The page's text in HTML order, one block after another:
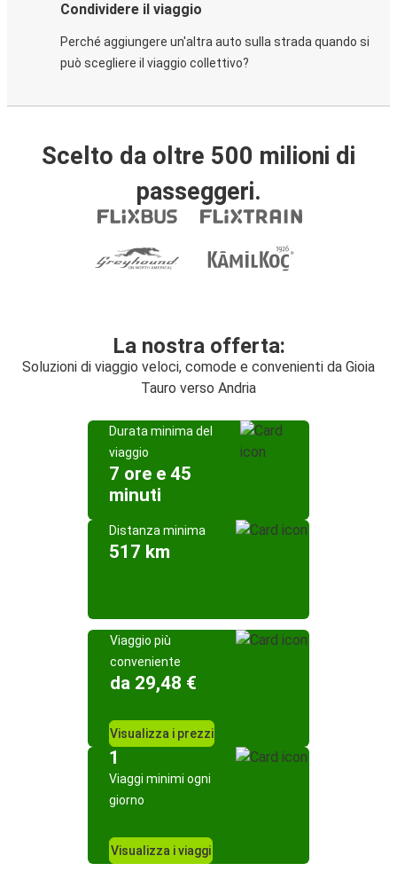
Condividere il viaggio
Perché aggiungere un'altra auto sulla strada quando si
può scegliere il viaggio collettivo?
Scelto da oltre 500 milioni di
passeggeri.
La nostra offerta:
Soluzioni di viaggio veloci, comode e convenienti da Gioia
Tauro verso Andria
Durata minima del
viaggio
7 ore e 45
minuti
Distanza minima
517 km
Viaggio più
conveniente
da 29,48 €
Visualizza i prezzi
1
Viaggi minimi ogni
giorno
Visualizza i viaggi